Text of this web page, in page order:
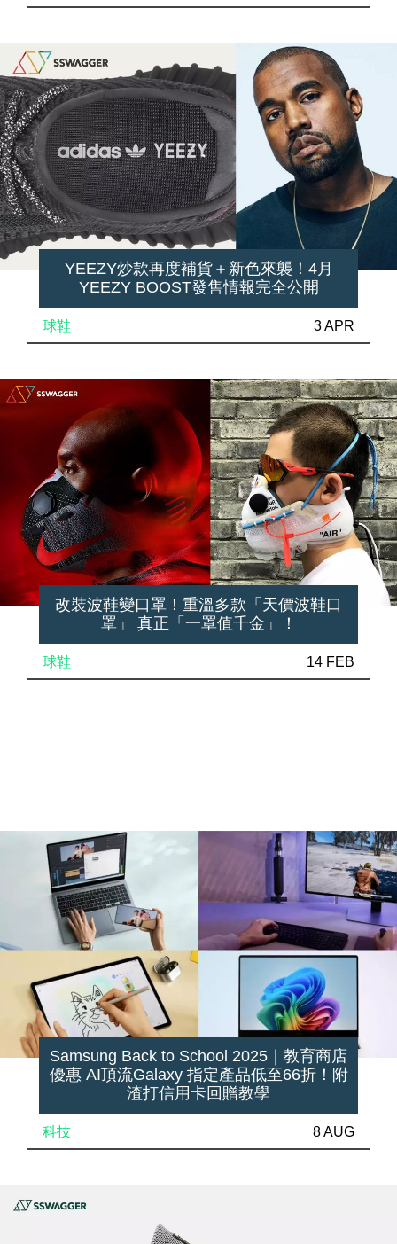
YEEZY炒款再度補貨＋新色來襲！4月
YEEZY BOOST發售情報完全公開
球鞋 3 APR
改裝波鞋變口罩！重溫多款「天價波鞋口
罩」 真正「一罩值千金」！
球鞋 14 FEB
Samsung Back to School 2025｜教育商店
優惠 AI頂流Galaxy 指定產品低至66折！附
渣打信用卡回贈教學
科技 8 AUG